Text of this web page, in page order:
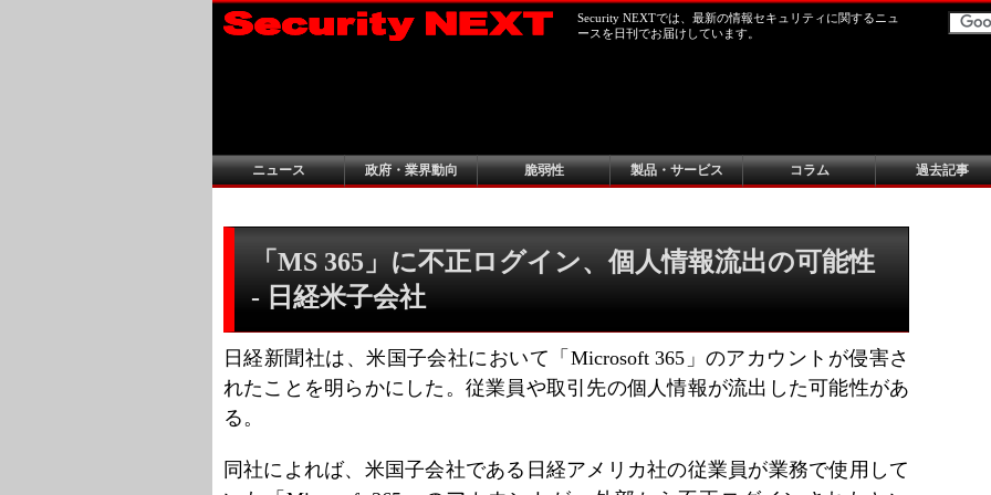
Security NEXTでは、最新の情報セキュリティに関するニュ
ースを日刊でお届けしています。
ニュース 政府・業界動向 脆弱性 製品・サービス コラム 過去記事
「MS 365」に不正ログイン、個人情報流出の可能性
- 日経米子会社
日経新聞社は、米国子会社において「Microsoft 365」のアカウントが侵害さ
れたことを明らかにした。従業員や取引先の個人情報が流出した可能性があ
る。
同社によれば、米国子会社である日経アメリカ社の従業員が業務で使用して